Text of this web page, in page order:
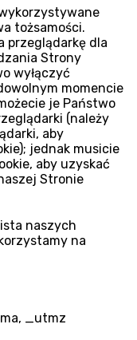
tożsamości.
przeglądarkę dla
Strony
wyłączyć
momencie
je Państwo
(należy
aby
jednak musicie
aby uzyskać
Stronie
naszych
na
_utmz